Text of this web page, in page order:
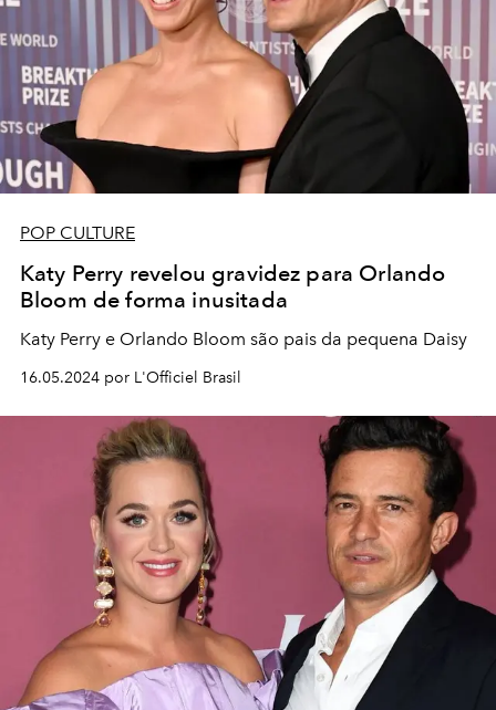
POP CULTURE
Katy Perry revelou gravidez para Orlando
Bloom de forma inusitada
Katy Perry e Orlando Bloom são pais da pequena Daisy
16.05.2024 por L'Officiel Brasil